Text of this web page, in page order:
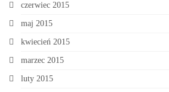
czerwiec 2015
maj 2015
kwiecień 2015
marzec 2015
luty 2015